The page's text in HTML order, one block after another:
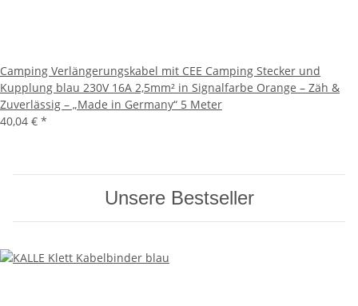
Camping Verlängerungskabel mit CEE Camping Stecker und
Kupplung blau 230V 16A 2,5mm² in Signalfarbe Orange – Zäh &
Zuverlässig – „Made in Germany“ 5 Meter
40,04 € *
Unsere Bestseller